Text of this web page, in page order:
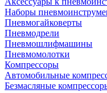
Наборы
Пневмогайковерты
Пневмодрели
Пневмошлифмашины
Пневмомолотки
Компрессоры
Автомобильные
Безмасляные